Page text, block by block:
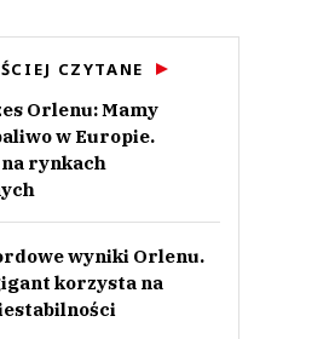
CZYTANE
Orlenu: Mamy
w Europie.
rynkach
wyniki Orlenu.
korzysta na